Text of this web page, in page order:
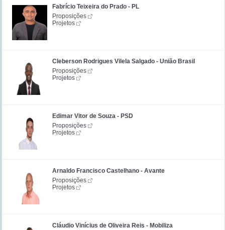
Fabrício Teixeira do Prado - PL
Proposições
Projetos
Cleberson Rodrigues Vilela Salgado - União Brasil
Proposições
Projetos
Edimar Vitor de Souza - PSD
Proposições
Projetos
Arnaldo Francisco Castelhano - Avante
Proposições
Projetos
Cláudio Vinícius de Oliveira Reis - Mobiliza